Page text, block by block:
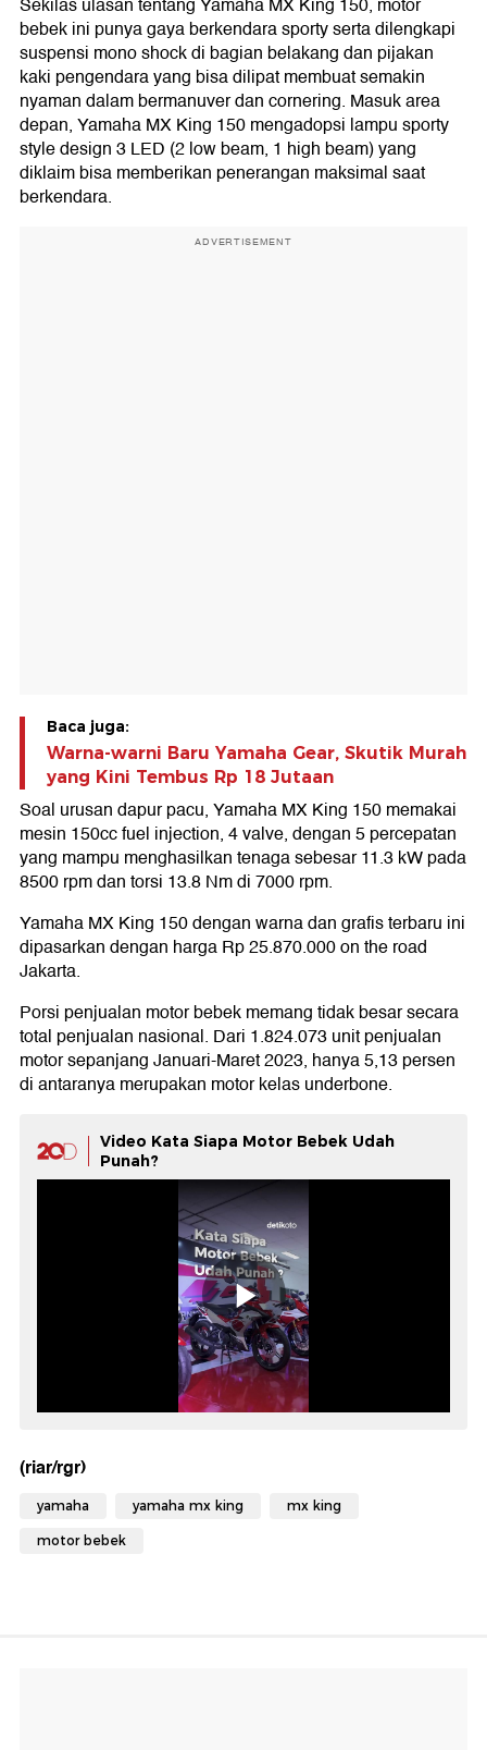
Sekilas ulasan tentang Yamaha MX King 150, motor
bebek ini punya gaya berkendara sporty serta dilengkapi
suspensi mono shock di bagian belakang dan pijakan
kaki pengendara yang bisa dilipat membuat semakin
nyaman dalam bermanuver dan cornering. Masuk area
depan, Yamaha MX King 150 mengadopsi lampu sporty
style design 3 LED (2 low beam, 1 high beam) yang
diklaim bisa memberikan penerangan maksimal saat
berkendara.
ADVERTISEMENT
Baca juga:
Warna-warni Baru Yamaha Gear, Skutik Murah
yang Kini Tembus Rp 18 Jutaan
Soal urusan dapur pacu, Yamaha MX King 150 memakai
mesin 150cc fuel injection, 4 valve, dengan 5 percepatan
yang mampu menghasilkan tenaga sebesar 11.3 kW pada
8500 rpm dan torsi 13.8 Nm di 7000 rpm.
Yamaha MX King 150 dengan warna dan grafis terbaru ini
dipasarkan dengan harga Rp 25.870.000 on the road
Jakarta.
Porsi penjualan motor bebek memang tidak besar secara
total penjualan nasional. Dari 1.824.073 unit penjualan
motor sepanjang Januari-Maret 2023, hanya 5,13 persen
di antaranya merupakan motor kelas underbone.
Video Kata Siapa Motor Bebek Udah
Punah?
(riar/rgr)
yamaha yamaha mx king mx king
motor bebek